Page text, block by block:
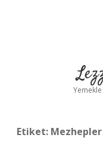
Etiket: Mezhepler